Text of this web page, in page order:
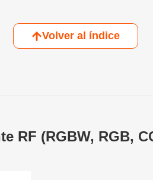
Volver al índice
RF (RGBW, RGB,